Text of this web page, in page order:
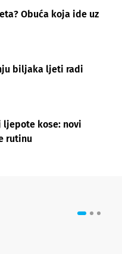
Obuća koja ide uz
biljaka ljeti radi
ljepote kose: novi
rutinu